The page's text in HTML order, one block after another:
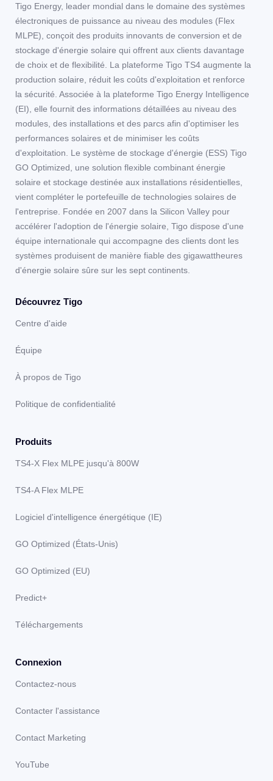
Tigo Energy, leader mondial dans le domaine des systèmes
électroniques de puissance au niveau des modules (Flex
MLPE), conçoit des produits innovants de conversion et de
stockage d'énergie solaire qui offrent aux clients davantage
de choix et de flexibilité. La plateforme Tigo TS4 augmente la
production solaire, réduit les coûts d'exploitation et renforce
la sécurité. Associée à la plateforme Tigo Energy Intelligence
(EI), elle fournit des informations détaillées au niveau des
modules, des installations et des parcs afin d'optimiser les
performances solaires et de minimiser les coûts
d'exploitation. Le système de stockage d'énergie (ESS) Tigo
GO Optimized, une solution flexible combinant énergie
solaire et stockage destinée aux installations résidentielles,
vient compléter le portefeuille de technologies solaires de
l'entreprise. Fondée en 2007 dans la Silicon Valley pour
accélérer l'adoption de l'énergie solaire, Tigo dispose d'une
équipe internationale qui accompagne des clients dont les
systèmes produisent de manière fiable des gigawattheures
d'énergie solaire sûre sur les sept continents.
Découvrez Tigo
Centre d'aide
Équipe
À propos de Tigo
Politique de confidentialité
Produits
TS4-X Flex MLPE jusqu'à 800W
TS4-A Flex MLPE
Logiciel d'intelligence énergétique (IE)
GO Optimized (États-Unis)
GO Optimized (EU)
Predict+
Téléchargements
Connexion
Contactez-nous
Contacter l'assistance
Contact Marketing
YouTube